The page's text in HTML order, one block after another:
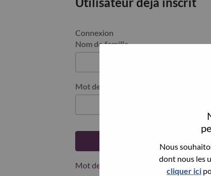
Nous
dont nous les
cliquer ici
Connexion
Nom de famille
Mot de passe
Mot de passe oublié ?